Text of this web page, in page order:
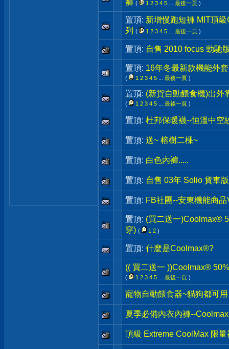
褲 ( 1 2 3 4 5 最後一頁 )
置頂: 新增慢跑短褲 MIT頂
列
( 1 2 3 4 5 最後一頁 )
置頂: 自售 2010 focus 勁馳
置頂: 16年冬最新款機能外
( 1 2 3 4 5 最後一頁 )
置頂: (新貨自動餵食機)出外
( 1 2 3 4 5 最後一頁 )
置頂: 杜邦保暖襪--恒溫中空
置頂: 送~ 榕樹二棵~
置頂: 白色內褲.....
置頂: 自售 03年 Solio 貨車
置頂: FB社團--安東機能商
置頂: (買二送一)Coolmax®
穿) ( 1 2 )
置頂: 什麼是Coolmax®?
(( 買二送一 ))Coolmax®
( 1 2 3 4 5 最後一頁 )
寵物自動餵食器~貓狗都可用
夏季必備內衣內褲--
頂級 Extreme CoolMax 限量